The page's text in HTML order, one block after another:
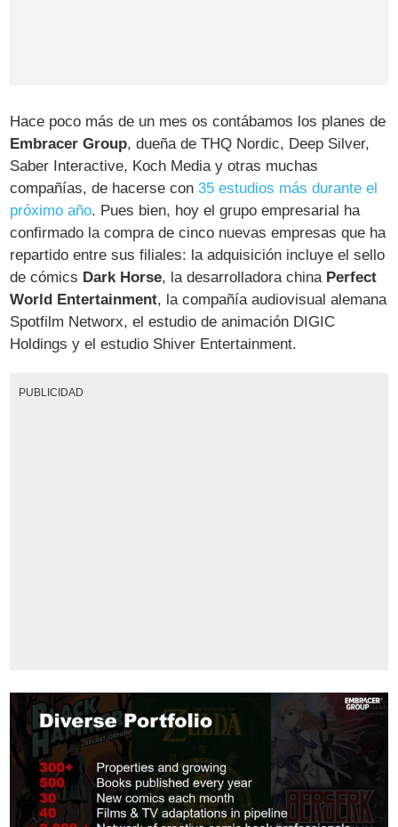
Hace poco más de un mes os contábamos los planes de
Embracer Group, dueña de THQ Nordic, Deep Silver,
Saber Interactive, Koch Media y otras muchas
compañías, de hacerse con35 estudios más durante el
próximo año. Pues bien, hoy el grupo empresarial ha
confirmado la compra de cinco nuevas empresas que ha
repartido entre sus filiales: la adquisición incluye el sello
de cómics Dark Horse, la desarrolladora china Perfect
World Entertainment, la compañía audiovisual alemana
Spotfilm Networx, el estudio de animación DIGIC
Holdings y el estudio Shiver Entertainment.
PUBLICIDAD